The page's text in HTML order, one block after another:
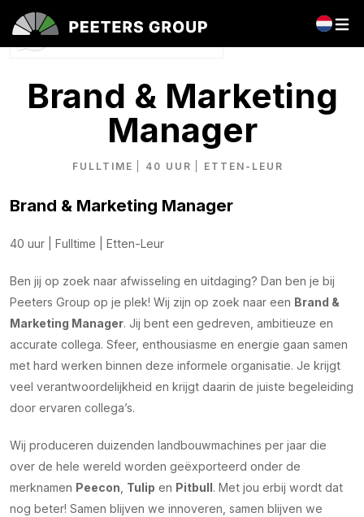
Vragen over deze vacature?
Brand & Marketing
Manager
FULLTIME 40 UUR ETTEN-LEUR
Brand & Marketing Manager
40 uur | Fulltime | Etten-Leur
Ben jij op zoek naar afwisseling en uitdaging? Dan ben je bij
Peeters Group op je plek! Wij zijn op zoek naar een Brand &
Marketing Manager. Jij bent een gedreven, ambitieuze en
accurate collega. Sfeer, enthousiasme en energie gaan samen
met hard werken binnen deze informele organisatie. Je krijgt
veel verantwoordelijkheid en krijgt daarin de juiste begeleiding
door ervaren collega’s.
Wij produceren duizenden landbouwmachines per jaar die
over de hele wereld worden geëxporteerd onder de
merknamen Peecon Tulip en Pitbull. Met jou erbij wordt dat
nog beter! Samen blijven we innoveren, samen blijven we